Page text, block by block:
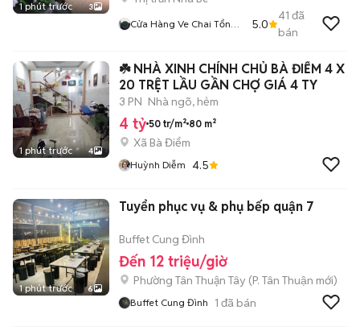
1 phút trước 3
Cửa Hàng Ve Chai Tổng
5.0
41 đã
bán
1 phút trước 4
☘️ NHÀ XINH CHÍNH CHỦ BÀ ĐIỂM 4 X
20 TRỆT LẦU GẦN CHỢ GIÁ 4 TY
3 PN Nhà ngõ, hẻm
4 tỷ 50 tr/m² 80 m²
Xã Bà Điểm
Huỳnh Diễm 4.5
1 phút trước 6
Tuyển phục vụ & phụ bếp quận 7
Buffet Cung Đình
Đến 12 triệu/giờ
Phường Tân Thuận Tây (P. Tân Thuận mới)
Buffet Cung Đình 1 đã bán